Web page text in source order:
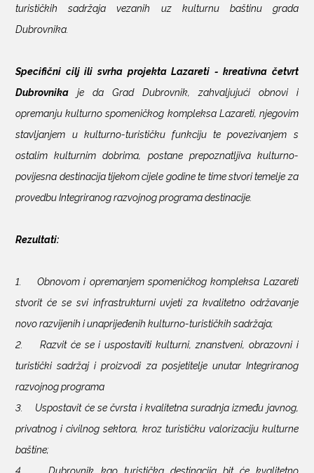
turističkih sadržaja vezanih uz kulturnu baštinu grada
Dubrovnika.
Specifični cilj ili svrha projektaLazareti - kreativna četvrt
Dubrovnika je da Grad Dubrovnik, zahvaljujući obnovi i
opremanju kulturno spomeničkog kompleksa Lazareti, njegovim
stavljanjem u kulturno-turističku funkciju te povezivanjem s
ostalim kulturnim dobrima, postane prepoznatljiva kulturno-
povijesna destinacija tijekom cijele godine te time stvori temelje za
provedbu Integriranog razvojnog programa destinacije
Rezultati:
1. Obnovom i opremanjem spomeničkog kompleksa Lazareti
stvorit će se svi infrastrukturni uvjeti za kvalitetno održavanje
novo razvijenih i unaprijeđenih kulturno-turističkih sadržaja;
2. Razvit će se i uspostaviti kulturni, znanstveni, obrazovni i
turistički sadržaj i proizvodi za posjetitelje unutar Integriranog
razvojnog programa
3. Uspostavit će se čvrsta i kvalitetna suradnja između javnog,
privatnog i civilnog sektora, kroz turističku valorizaciju kulturne
baštine;
4. Dubrovnik kao turistička destinacija bit će kvalitetno